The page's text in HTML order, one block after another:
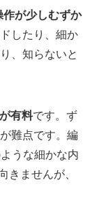
が少しむずか
したり、細か
、知らないと
有料です。ず
難点です。編
うな細かな内
きませんが、